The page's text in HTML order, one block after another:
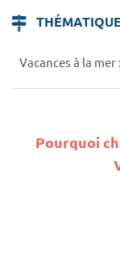
Vacances à la
Pourquoi